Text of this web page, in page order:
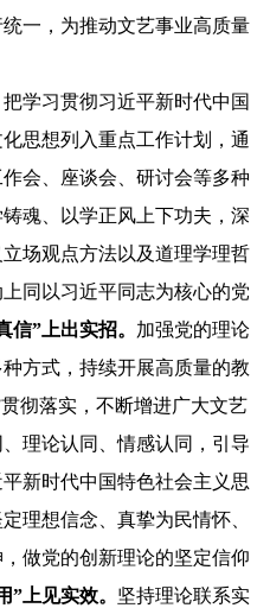
一，为推动文艺事业高质量
把学习贯彻习近平新时代中国
思想列入重点工作计划，通
会、座谈会、研讨会等多种
魂、以学正风上下功夫，深
场观点方法以及道理学理哲
同以习近平同志为核心的党
信”上出实招。 加强党的理论
方式，持续开展高质量的教
彻落实，不断增进广大文艺
理论认同、情感认同，引导
新时代中国特色社会主义思
理想信念、真挚为民情怀、
做党的创新理论的坚定信仰
”上见实效。 坚持理论联系实